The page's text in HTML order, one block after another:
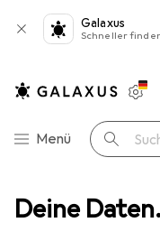
Deine
Galaxus
Schneller
Navigation nach
Menü Suche
Blackrapid